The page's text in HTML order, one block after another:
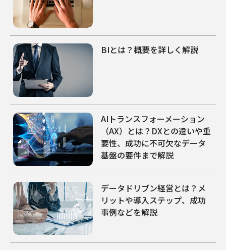
BIとは？概要を詳しく解説
AIトランスフォーメーション
（AX）とは？DXとの違いや重
要性、成功に不可欠なデータ
基盤の要件まで解説
データドリブン経営とは？メ
リットや導入ステップ、成功
事例などを解説